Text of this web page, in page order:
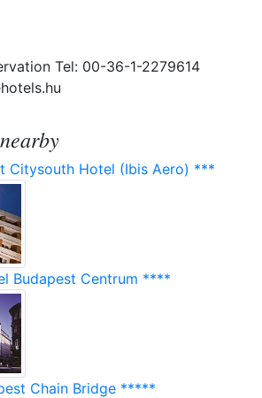
Tel: 00-36-1-2279614
Citysouth Hotel (Ibis Aero) ***
Budapest Centrum ****
Chain Bridge *****